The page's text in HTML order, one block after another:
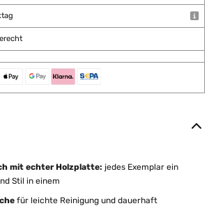
mit echter Holzplatte: jedes Exemplar ein
Stil in einem
für leichte Reinigung und dauerhaft